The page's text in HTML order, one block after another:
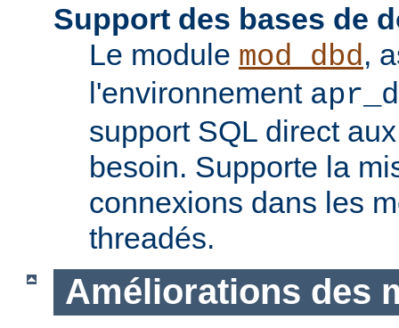
Support des bases de
Le module mod_dbd,
l'environnement
support SQL direct
besoin. Supporte la
connexions dans les
threadés.
Améliorations des